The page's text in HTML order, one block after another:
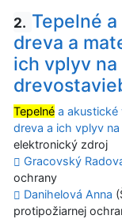
2. Tepelné
dreva a
ich vplyv
Tepelné a akustické
dreva a ich vplyv
elektronický zdroj
Gracovský
ochrany
Danihelová Anna
protipožiarnej